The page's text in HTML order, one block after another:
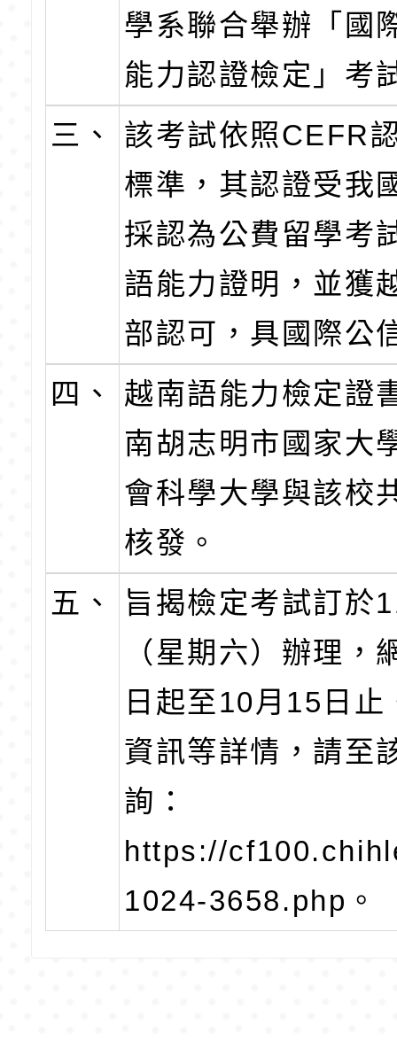
學系聯合舉辦「國
能力認證檢定」考
三、
該考試依照CEFR
標準，其認證受我
採認為公費留學考
語能力證明，並獲
部認可，具國際公
四、
越南語能力檢定證
南胡志明市國家大
會科學大學與該校
核發。
五、
旨揭檢定考試訂於
（星期六）辦理，
日起至10月15日
資訊等詳情，請至
詢：
https://
1024-3658.php。